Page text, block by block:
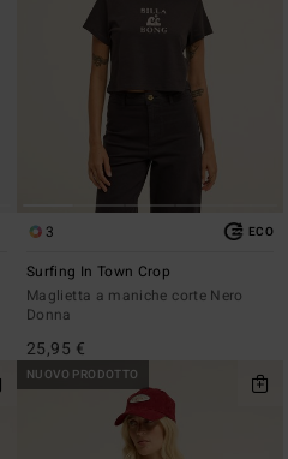
3 ECO
Surfing In Town Crop
Maglietta a maniche corte Nero
Donna
25,95 €
NUOVO PRODOTTO